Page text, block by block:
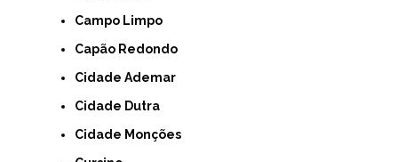
Campo Limpo
Capão Redondo
Cidade Ademar
Cidade Dutra
Cidade Monções